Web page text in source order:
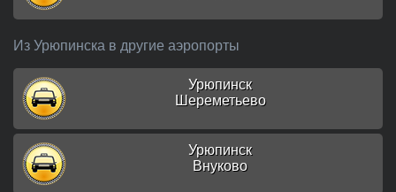
Из Урюпинска в другие аэропорты
Урюпинск
Шереметьево
Урюпинск
Внуково